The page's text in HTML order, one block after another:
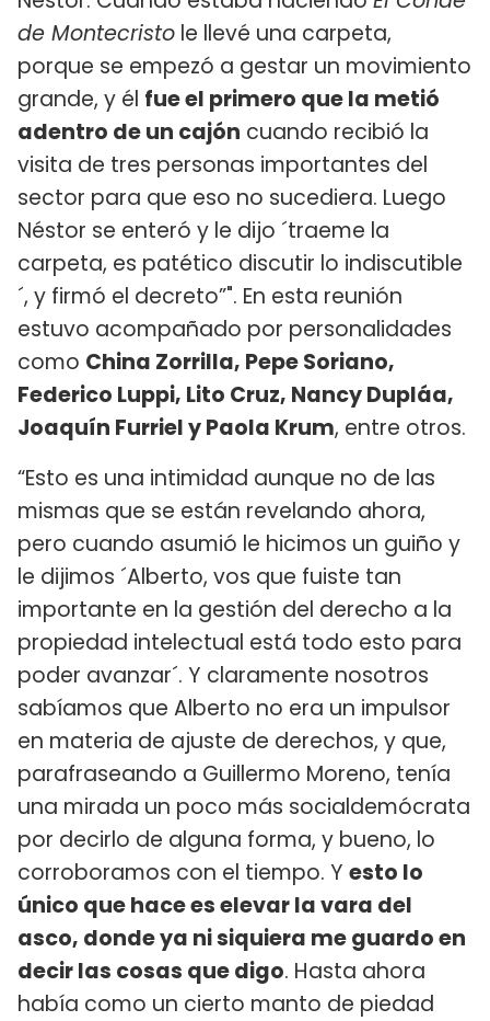
de Montecristo le llevé una carpeta,
porque se empezó a gestar un movimiento
grande, y él fue el primero que la metió
adentro de un cajón cuando recibió la
visita de tres personas importantes del
sector para que eso no sucediera. Luego
Néstor se enteró y le dijo ´traeme la
carpeta, es patético discutir lo indiscutible
´, y firmó el decreto”". En esta reunión
estuvo acompañado por personalidades
como China Zorrilla, Pepe Soriano,
Federico Luppi, Lito Cruz, Nancy Dupláa,
Joaquín Furriel y Paola Krum, entre otros.
“Esto es una intimidad aunque no de las
mismas que se están revelando ahora,
pero cuando asumió le hicimos un guiño y
le dijimos ´Alberto, vos que fuiste tan
importante en la gestión del derecho a la
propiedad intelectual está todo esto para
poder avanzar´. Y claramente nosotros
sabíamos que Alberto no era un impulsor
en materia de ajuste de derechos, y que,
parafraseando a Guillermo Moreno, tenía
una mirada un poco más socialdemócrata
por decirlo de alguna forma, y bueno, lo
corroboramos con el tiempo. Y esto lo
único que hace es elevar la vara del
asco, donde ya ni siquiera me guardo en
decir las cosas que digo. Hasta ahora
había como un cierto manto de piedad